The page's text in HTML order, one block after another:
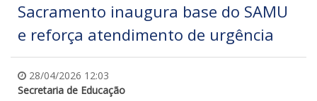
Sacramento inaugura base do SAMU
e reforça atendimento de urgência
28/04/2026 12:03
Secretaria de Educação